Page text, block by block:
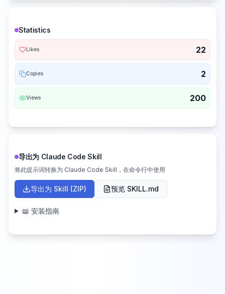
Statistics
Likes 22
Copies 2
Views 200
导出为 Claude Code Skill
将此提示词转换为 Claude Code Skill，在命令行中使用
导出为 Skill (ZIP) 预览 SKILL.md
📖 安装指南